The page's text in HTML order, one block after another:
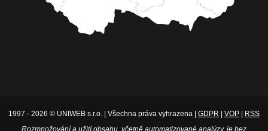
1997 - 2026 © UNIWEB s.r.o. | Všechna práva vyhrazena | GDPR | VOP | RSS
Rozmnožování a užití obsahu, včetně automatizované analýzy, je bez